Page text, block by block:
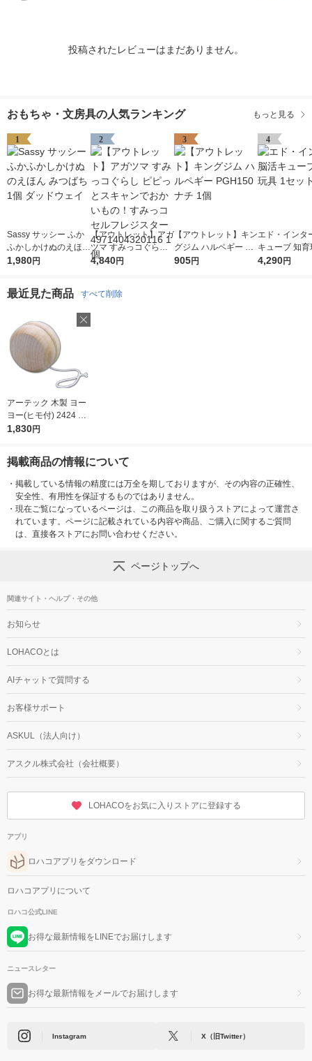
投稿されたレビューはまだありません。
おもちゃ・文房具の人気ランキング もっと見る
1
Sassy サッシー ふか
ふかしかけぬのえほん
みつばち 1個 ダッド
1,980円
2
【アウトレット】アガ
ツマ すみっコぐらし
ピピっとスキャンでお
404320116 1個
4,840円
3
【アウトレット】キン
グジム ハルペギー PG
H150ナチ 1個
905円
4
エド・インタ
キューブ 知
セット
4,290円
最近見た商品 すべて削除
お気に入りに
登録しました
アーテック 木製 ヨー
ヨー(ヒモ付) 2424 5
個
1,830円
掲載商品の情報について
・ 掲載している情報の精度には万全を期しておりますが、その内容の正確性、
安全性、有用性を保証するものではありません。
・ 現在ご覧になっているページは、この商品を取り扱うストアによって運営さ
れています。ページに記載されている内容や商品、ご購入に関するご質問
は、直接各ストアにお問い合わせください。
ページトップへ
関連サイト・ヘルプ・その他
お知らせ
LOHACOとは
AIチャットで質問する
お客様サポート
ASKUL（法人向け）
アスクル株式会社（会社概要）
LOHACOをお気に入りストアに登録する
アプリ
ロハコアプリをダウンロード
ロハコアプリについて
ロハコ公式LINE
お得な最新情報をLINEでお届けします
ニュースレター
お得な最新情報をメールでお届けします
Instagram X（旧Twitter）